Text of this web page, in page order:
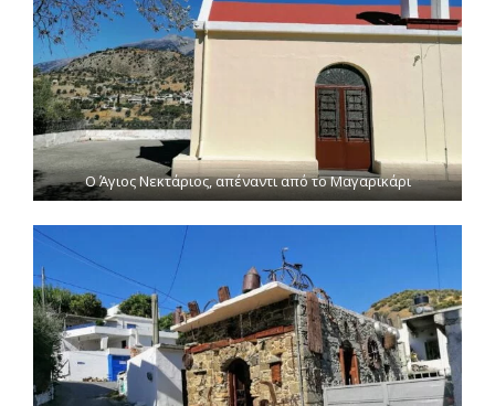
Ο Άγιος Νεκτάριος, απέναντι από το Μαγαρικάρι